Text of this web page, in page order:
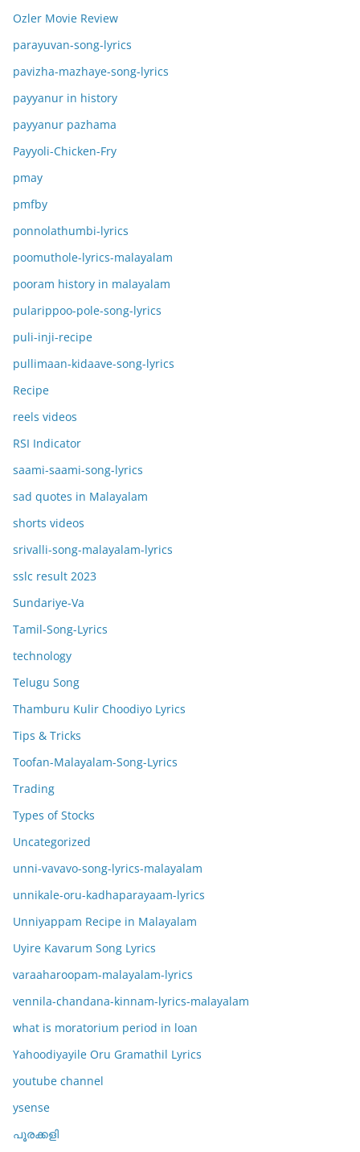
Ozler Movie Review
parayuvan-song-lyrics
pavizha-mazhaye-song-lyrics
payyanur in history
payyanur pazhama
Payyoli-Chicken-Fry
pmay
pmfby
ponnolathumbi-lyrics
poomuthole-lyrics-malayalam
pooram history in malayalam
pularippoo-pole-song-lyrics
puli-inji-recipe
pullimaan-kidaave-song-lyrics
Recipe
reels videos
RSI Indicator
saami-saami-song-lyrics
sad quotes in Malayalam
shorts videos
srivalli-song-malayalam-lyrics
sslc result 2023
Sundariye-Va
Tamil-Song-Lyrics
technology
Telugu Song
Thamburu Kulir Choodiyo Lyrics
Tips & Tricks
Toofan-Malayalam-Song-Lyrics
Trading
Types of Stocks
Uncategorized
unni-vavavo-song-lyrics-malayalam
unnikale-oru-kadhaparayaam-lyrics
Unniyappam Recipe in Malayalam
Uyire Kavarum Song Lyrics
varaaharoopam-malayalam-lyrics
vennila-chandana-kinnam-lyrics-malayalam
what is moratorium period in loan
Yahoodiyayile Oru Gramathil Lyrics
youtube channel
ysense
പൂരക്കളി